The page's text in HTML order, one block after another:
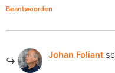
Beantwoorden
Johan Foliant